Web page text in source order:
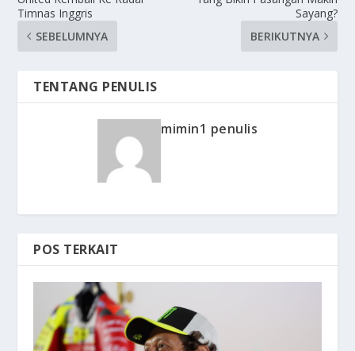
Timnas Inggris
SEBELUMNYA
Sayang?
BERIKUTNYA
TENTANG PENULIS
mimin1 penulis
POS TERKAIT